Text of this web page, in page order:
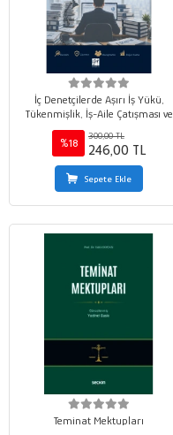
İç Denetçilerde Aşırı İş Yükü,
Tükenmişlik, İş-Aile Çatışması ve
Pozitif Psikolojik Sermaye
%18
300,00 TL
246,00 TL
Sepete Ekle
Teminat Mektupları